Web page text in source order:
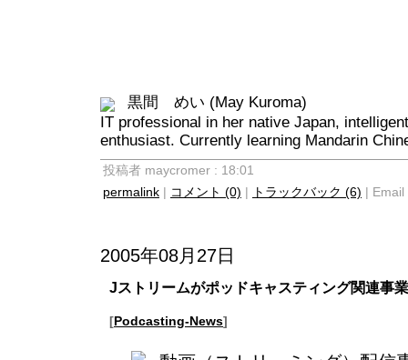
黒間 めい (May Kuroma)
IT professional in her native Japan,
enthusiast. Currently learning Mandarin
投稿者 maycromer : 18:01
permalink | コメント (0) | トラックバック (6) |
2005年08月27日
Jストリームがポッドキャスティング関連事
[Podcasting-News]